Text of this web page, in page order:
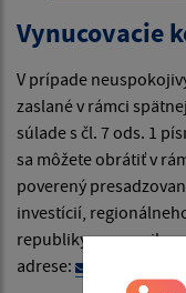
Vynucovacie
V prípade
zaslané v rámci
súlade s čl. 7 ods. 1
sa môžete obrátiť v
poverený
investícií,
republiky na e-
adrese: